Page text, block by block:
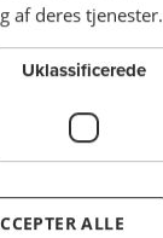
af deres tjenester.
Uklassificerede
ALLE